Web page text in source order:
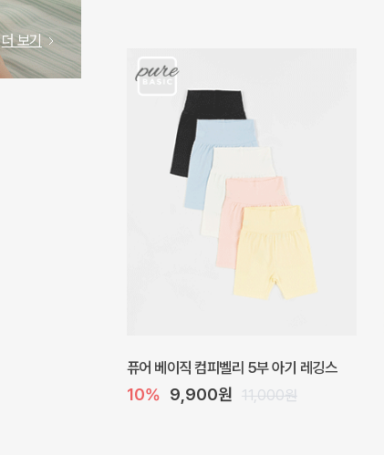
더 보기
20% 29,600원 37,000원